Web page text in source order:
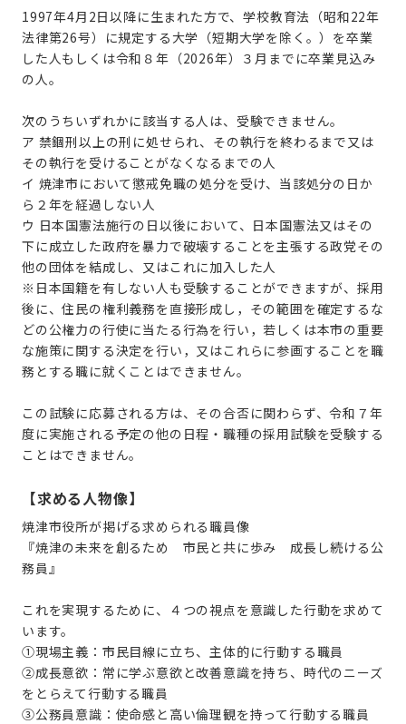
1997年4月2日以降に生まれた方で、学校教育法（昭和22年
法律第26号）に規定する大学（短期大学を除く。）を卒業
した人もしくは令和８年（2026年）３月までに卒業見込み
の人。
次のうちいずれかに該当する人は、受験できません。
ア 禁錮刑以上の刑に処せられ、その執行を終わるまで又は
その執行を受けることがなくなるまでの人
イ 焼津市において懲戒免職の処分を受け、当該処分の日か
ら２年を経過しない人
ウ 日本国憲法施行の日以後において、日本国憲法又はその
下に成立した政府を暴力で破壊することを主張する政党その
他の団体を結成し、又はこれに加入した人
※日本国籍を有しない人も受験することができますが、採用
後に、住民の権利義務を直接形成し，その範囲を確定するな
どの公権力の行使に当たる行為を行い，若しくは本市の重要
な施策に関する決定を行い，又はこれらに参画することを職
務とする職に就くことはできません。
この試験に応募される方は、その合否に関わらず、令和７年
度に実施される予定の他の日程・職種の採用試験を受験する
ことはできません。
【求める人物像】
焼津市役所が掲げる求められる職員像
『焼津の未来を創るため 市民と共に歩み 成長し続ける公
務員』
これを実現するために、４つの視点を意識した行動を求めて
います。
①現場主義：市民目線に立ち、主体的に行動する職員
②成長意欲：常に学ぶ意欲と改善意識を持ち、時代のニーズ
をとらえて行動する職員
③公務員意識：使命感と高い倫理観を持って行動する職員